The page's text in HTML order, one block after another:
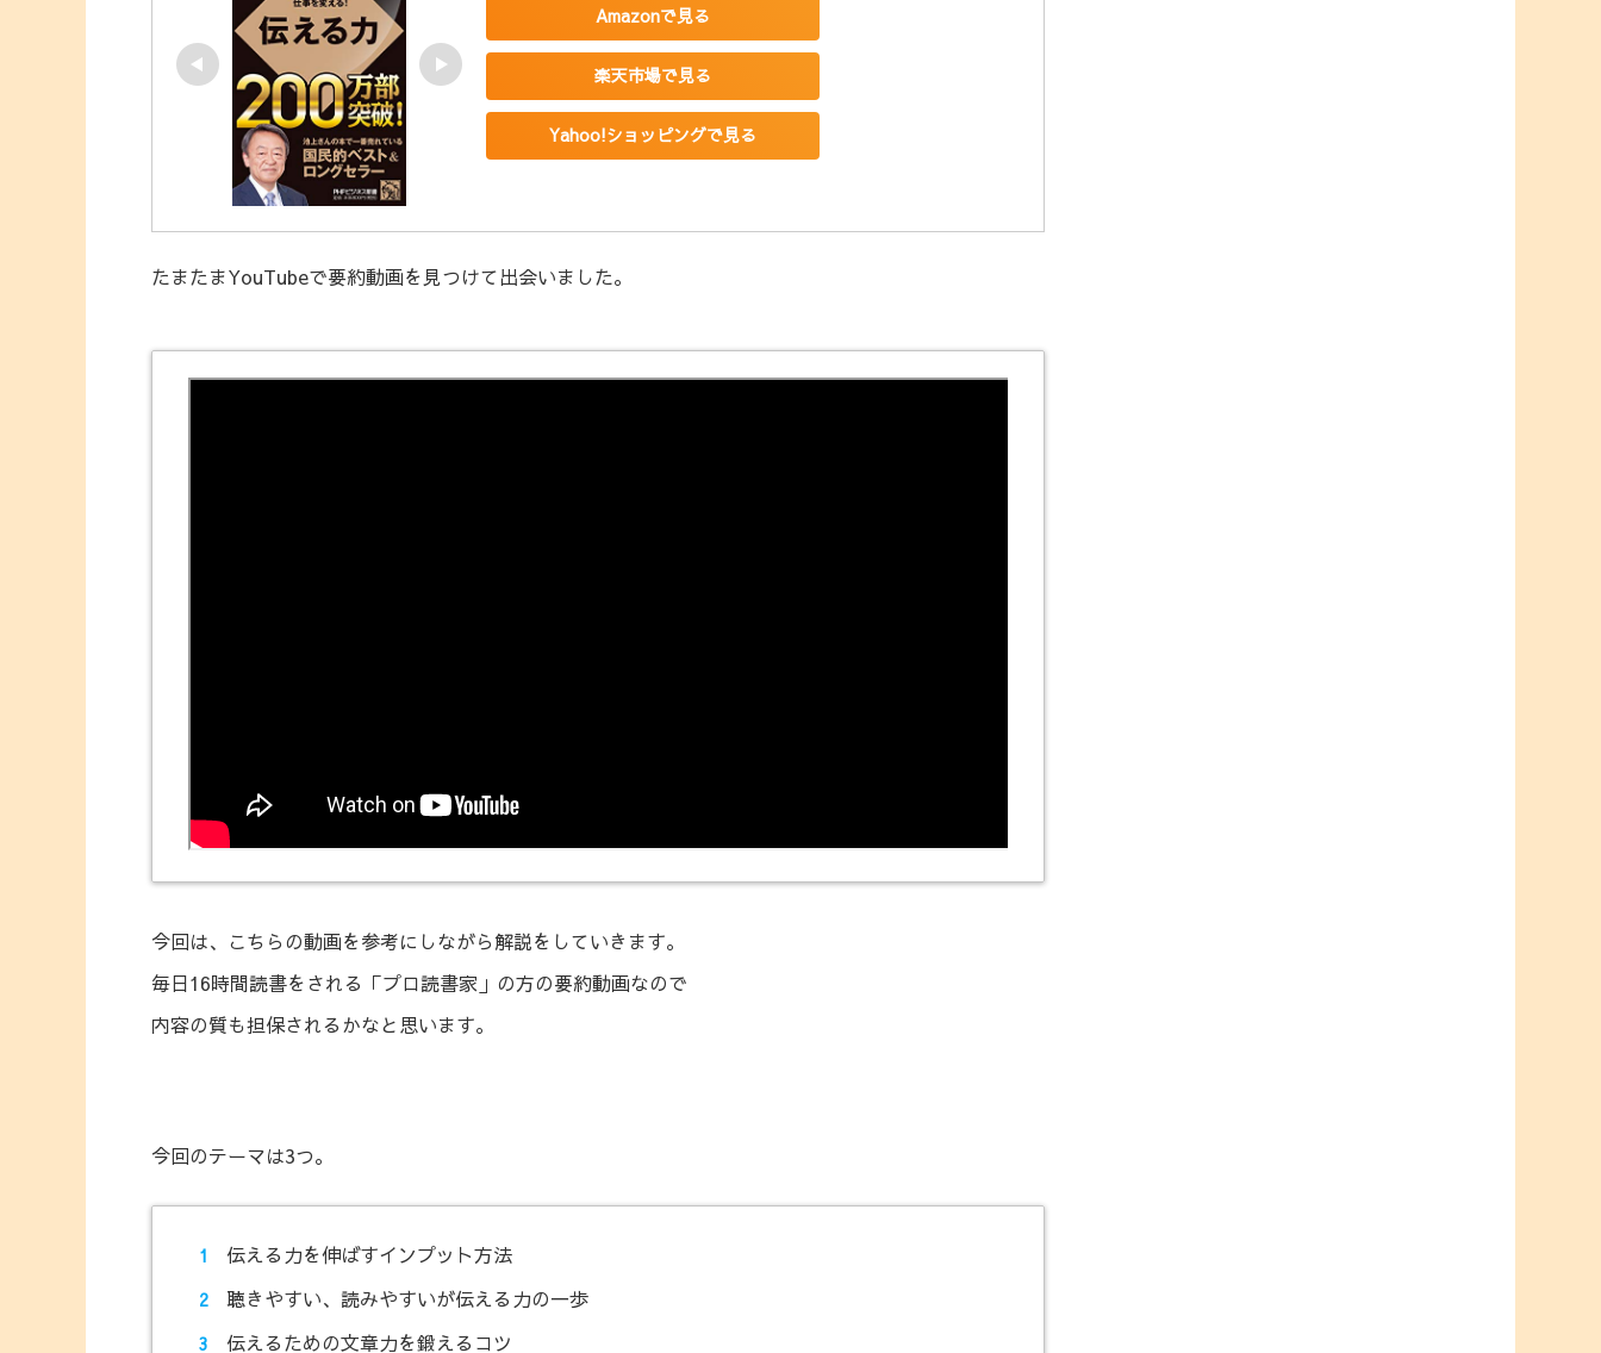
Amazonで見る
楽天市場で見る
Yahoo!ショッピングで見る
たまたまYouTubeで要約動画を見つけて出会いました。
今回は、こちらの動画を参考にしながら解説をしていきます。
毎日16時間読書をされる「プロ読書家」の方の要約動画なので
内容の質も担保されるかなと思います。
今回のテーマは3つ。
伝える力を伸ばすインプット方法
聴きやすい、読みやすいが伝える力の一歩
伝えるための文章力を鍛えるコツ